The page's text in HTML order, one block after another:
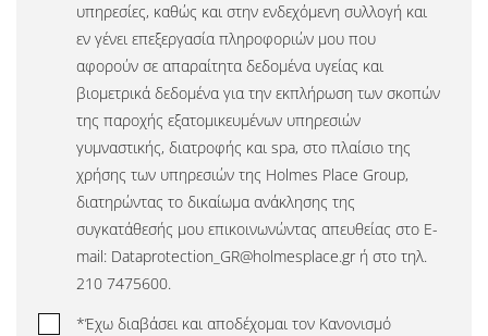
υπηρεσίες, καθώς και στην ενδεχόμενη συλλογή και
εν γένει επεξεργασία πληροφοριών μου που
αφορούν σε απαραίτητα δεδομένα υγείας και
βιομετρικά δεδομένα για την εκπλήρωση των σκοπών
της παροχής εξατομικευμένων υπηρεσιών
γυμναστικής, διατροφής και spa, στο πλαίσιο της
χρήσης των υπηρεσιών της Holmes Place Group,
διατηρώντας το δικαίωμα ανάκλησης της
συγκατάθεσής μου επικοινωνώντας απευθείας στο E-
mail: Dataprotection_GR@holmesplace.gr ή στο τηλ.
210 7475600.
*Έχω διαβάσει και αποδέχομαι τον Κανονισμό